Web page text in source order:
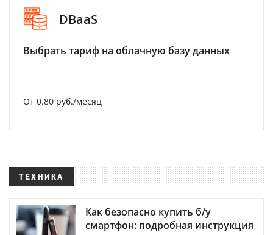
DBaaS
Выбрать тариф на облачную базу данных
От 0.80 руб./месяц
ТЕХНИКА
Как безопасно купить б/у
смартфон: подробная инструкция